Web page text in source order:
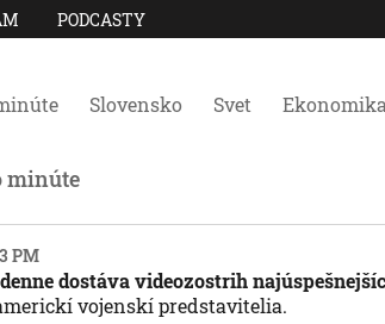
PODCASTY
Slovensko Svet Ekonomika
minúte
PM
dostáva videozostrih
vojenskí predstavitelia.